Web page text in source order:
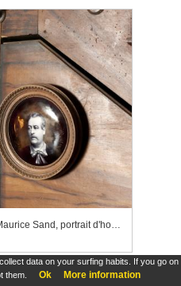
data on your surfing habits. If you go on
them.
Ok More information
Maison de George Sand, atelier de Maurice Sand, portrait d'homme